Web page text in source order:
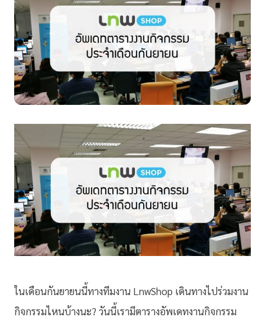
ในเดือนกันยายนนี้ทางทีมงาน LnwShop เดินทางไปร่วมงาน
กิจกรรมไหนบ้างนะ? วันนี้เรามีตารางอัพเดทงานกิจกรรม